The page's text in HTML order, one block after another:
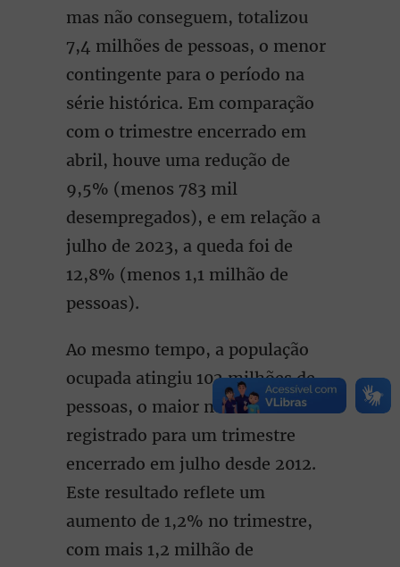
mas não conseguem, totalizou
7,4 milhões de pessoas, o menor
contingente para o período na
série histórica. Em comparação
com o trimestre encerrado em
abril, houve uma redução de
9,5% (menos 783 mil
desempregados), e em relação a
julho de 2023, a queda foi de
12,8% (menos 1,1 milhão de
pessoas).
Ao mesmo tempo, a população
ocupada atingiu 102 milhões de
pessoas, o maior número
registrado para um trimestre
encerrado em julho desde 2012.
Este resultado reflete um
aumento de 1,2% no trimestre,
com mais 1,2 milhão de